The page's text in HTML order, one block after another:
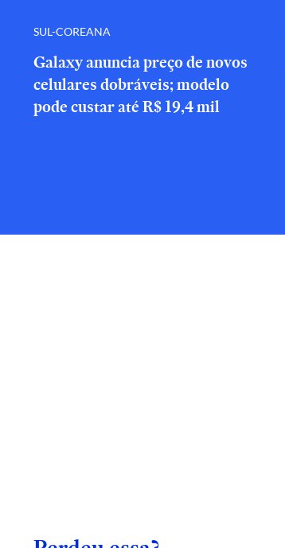
SUL-COREANA
Galaxy anuncia preço de novos
celulares dobráveis; modelo
pode custar até R$ 19,4 mil